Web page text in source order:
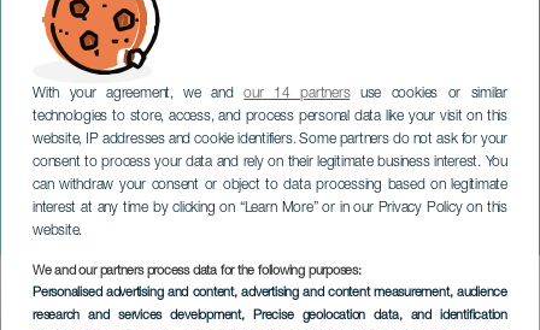
With your agreement, we andour 14 partnersuse cookies or similar
technologies to store, access, and process personal data like your visit on this
website, IP addresses and cookie identifiers. Some partners do not ask for your
consent to process your data and rely on their legitimate business interest. You
can withdraw your consent or object to data processing based on legitimate
interest at any time by clicking on “Learn More” or in our Privacy Policy on this
website.
We and our partners process data for the following purposes:
Personalised advertising and content, advertising and content measurement, audience
research and services development, Precise geolocation data, and identification
Le salon de l'artisanat et
du commerce : Moya au
Carnaval
GRAN CANARIA
Imagen
Listado